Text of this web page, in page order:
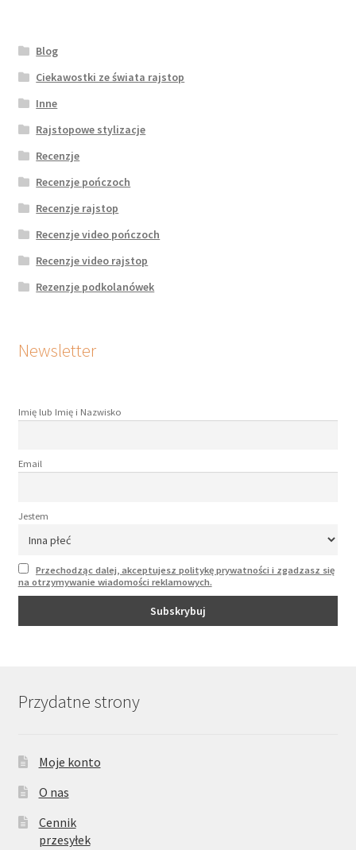
Blog
Ciekawostki ze świata rajstop
Inne
Rajstopowe stylizacje
Recenzje
Recenzje pończoch
Recenzje rajstop
Recenzje video pończoch
Recenzje video rajstop
Rezenzje podkolanówek
Newsletter
Imię lub Imię i Nazwisko
Email
Jestem
Przechodząc dalej, akceptujesz politykę prywatności i zgadzasz się
na otrzymywanie wiadomości reklamowych.
Przydatne strony
Moje konto
O nas
Cennik
przesyłek